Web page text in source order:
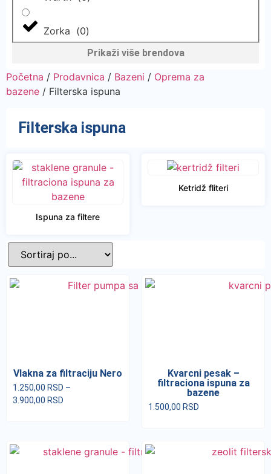
Zorka (0)
Prikaži više brendova
Početna / Prodavnica / Bazeni / Oprema za
bazene / Filterska ispuna
Filterska ispuna
Ispuna za filtere
Ketridž fliteri
Vlakna za filtraciju Nero
1.250,00 RSD –
3.900,00 RSD
Kvarcni pesak –
filtraciona ispuna za
bazene
1.500,00 RSD